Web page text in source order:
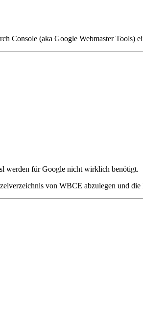
Console (aka Google Webmaster Tools)
werden für Google nicht wirklich benötigt.
von WBCE abzulegen und